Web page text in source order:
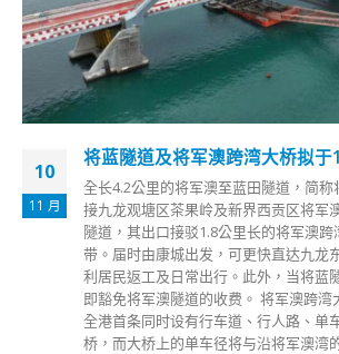
10
11 月
将蓝隧道及将军澳跨湾大桥拟
全长4.2公里的将军澳至蓝田隧道，简
接九龙观塘区茶果岭及新界西贡区将军
隧道，其出口接驳1.8公里长的将军澳
带。届时由康城出发，可更快直达九龙
利居民返工及日常出行。此外，当将蓝
即豁免将军澳隧道的收费。 将军澳跨湾
全港首条同时设有行车道、行人路、单
桥，而大桥上的单车径将与沿将军澳湾